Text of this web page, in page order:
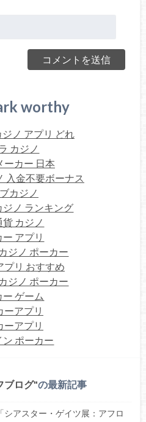
worthy
ノ アプリ どれ
カジノ
ーカー 日本
入金不要ボーナス
カジノ
ノ ランキング
カジノ
アプリ
ジノ ポーカー
プリ おすすめ
ジノ ポーカー
ー ゲーム
ーアプリ
ーアプリ
ン ポーカー
ブログ の最新記事
シアスター・ゲイツ展：アフロ